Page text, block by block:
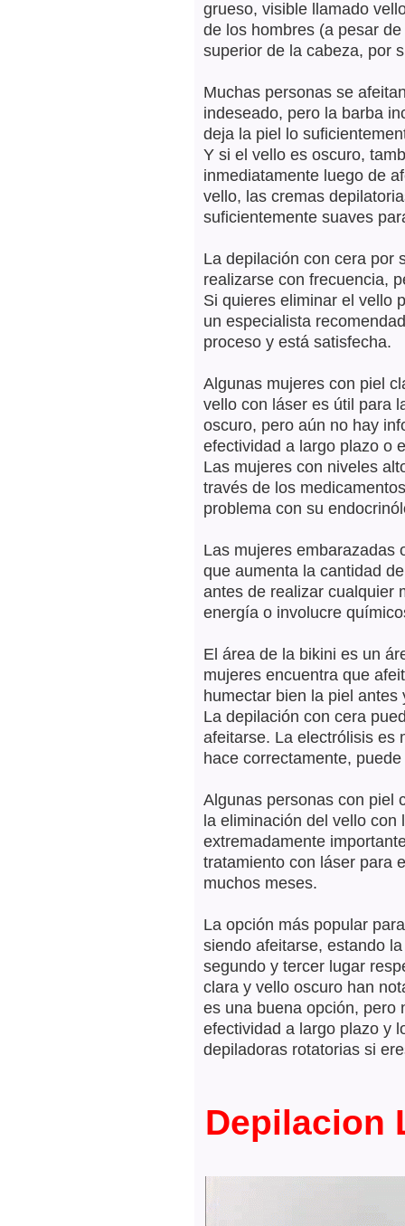
grueso, visible llamado
de los hombres (a pesar
superior de la cabeza, por
Muchas personas se
indeseado, pero la barba
deja la piel lo
Y si el vello es oscuro,
inmediatamente luego de
vello, las cremas
suficientemente suaves
La depilación con cera por
realizarse con frecuencia,
Si quieres eliminar el vello
un especialista
proceso y está satisfecha.
Algunas mujeres con piel
vello con láser es útil para
oscuro, pero aún no hay
efectividad a largo plazo o
Las mujeres con niveles
través de los
problema con su
Las mujeres embarazadas
que aumenta la cantidad
antes de realizar cualquier
energía o involucre
El área de la bikini es un
mujeres encuentra que
humectar bien la piel
La depilación con cera
afeitarse. La electrólisis es
hace correctamente,
Algunas personas con piel
la eliminación del vello con
extremadamente
tratamiento con láser para
muchos meses.
La opción más popular
siendo afeitarse, estando
segundo y tercer lugar
clara y vello oscuro han
es una buena opción, pero
efectividad a largo plazo y
depiladoras rotatorias si
Depilacion